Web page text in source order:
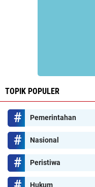
TOPIK POPULER
Pemerintahan
Nasional
Peristiwa
Hukum